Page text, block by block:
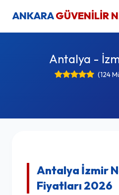
ANKARAGÜVENİLİR
Antalya -
(124
Antalya İzmir
Fiyatları 2026